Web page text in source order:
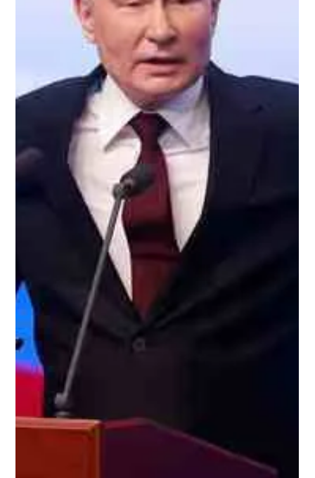
Redacción Noticias Hoy
18 mar 2024
1 min de lectura
Xi felicita a Putin por su reelección y
dice que “Rusia alcanzará mayores
logros de desarrollo bajo su liderazgo”
El mandatario ruso, Vladimir Putin, obtuvo el 87,8 por ciento
de los votos. El presidente chino, Xi Jinping, afirmó hoy
lunes que la...